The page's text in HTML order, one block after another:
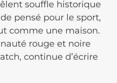
souffle historique
pensé pour le sport,
comme une maison.
rouge et noire
continue d’écrire